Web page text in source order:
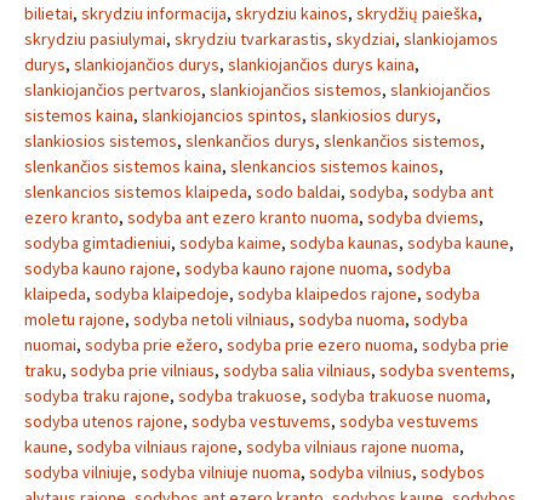
bilietai, skrydziu informacija, skrydziu kainos, skrydžių paieška,
skrydziu pasiulymai, skrydziu tvarkarastis, skydziai, slankiojamos
durys, slankiojančios durys, slankiojančios durys kaina,
slankiojančios pertvaros, slankiojančios sistemos, slankiojančios
sistemos kaina, slankiojancios spintos, slankiosios durys,
slankiosios sistemos, slenkančios durys, slenkančios sistemos,
slenkančios sistemos kaina, slenkancios sistemos kainos,
slenkancios sistemos klaipeda, sodo baldai, sodyba, sodyba ant
ezero kranto, sodyba ant ezero kranto nuoma, sodyba dviems,
sodyba gimtadieniui, sodyba kaime, sodyba kaunas, sodyba kaune,
sodyba kauno rajone, sodyba kauno rajone nuoma, sodyba
klaipeda, sodyba klaipedoje, sodyba klaipedos rajone, sodyba
moletu rajone, sodyba netoli vilniaus, sodyba nuoma, sodyba
nuomai, sodyba prie ežero, sodyba prie ezero nuoma, sodyba prie
traku, sodyba prie vilniaus, sodyba salia vilniaus, sodyba sventems,
sodyba traku rajone, sodyba trakuose, sodyba trakuose nuoma,
sodyba utenos rajone, sodyba vestuvems, sodyba vestuvems
kaune, sodyba vilniaus rajone, sodyba vilniaus rajone nuoma,
sodyba vilniuje, sodyba vilniuje nuoma, sodyba vilnius, sodybos